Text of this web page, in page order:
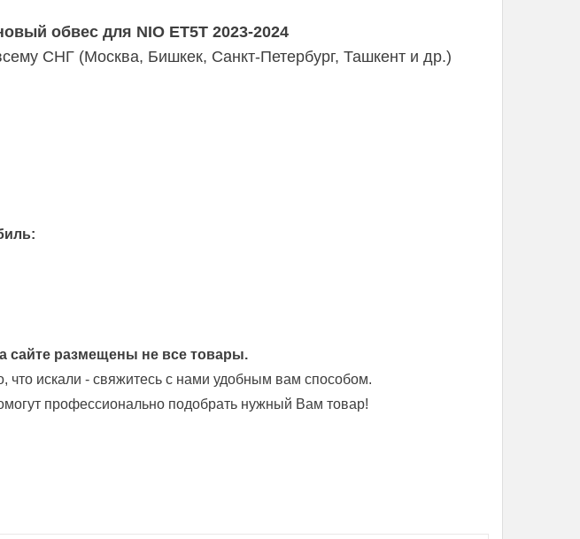
обвес для NIO ET5T 2023-2024
СНГ (Москва, Бишкек, Санкт-Петербург, Ташкент и др.)
сайте размещены не все товары.
что искали - свяжитесь с нами удобным вам способом.
профессионально подобрать нужный Вам товар!